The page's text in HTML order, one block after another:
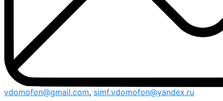
vdomofon@gmail.com, simf.vdomofon@yandex.ru